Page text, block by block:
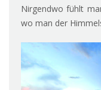
Nirgendwo fühlt
wo man der